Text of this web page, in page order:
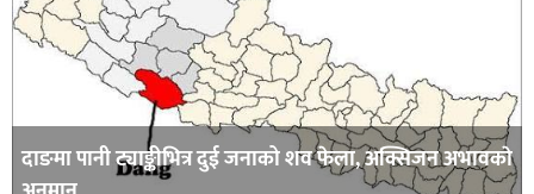
दाङमा पानी ट्याङ्कीभित्र दुई जनाको शव फेला, अक्सिजन अभावकाे